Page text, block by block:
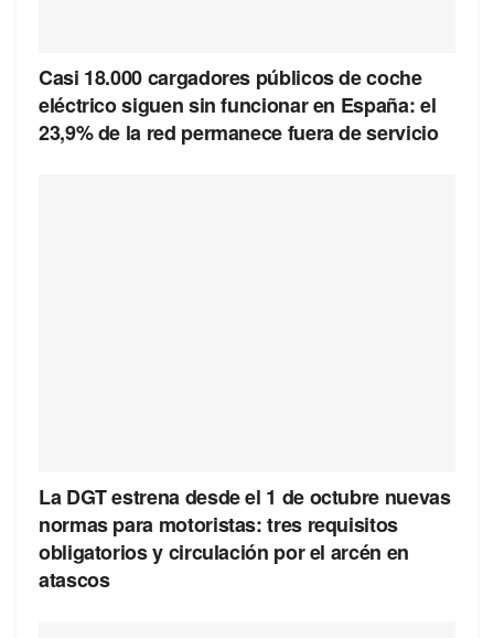
Casi 18.000 cargadores públicos de coche
eléctrico siguen sin funcionar en España: el
23,9% de la red permanece fuera de servicio
La DGT estrena desde el 1 de octubre nuevas
normas para motoristas: tres requisitos
obligatorios y circulación por el arcén en
atascos